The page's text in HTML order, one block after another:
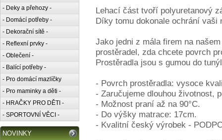
- Deky a přehozy -
- Domácí potřeby -
- Dekorační sítě -
- Reflexní prvky -
- Oblečení -
- Balící potřeby -
- Pro domácí mazlíčky
- Pro maminky a děti -
- HRAČKY PRO DĚTI -
- SPORTOVNÍ VĚCI -
NOVINKY
Lehací část tvoří polyuretanový
Díky tomu dokonale ochrání
Jako jedni z mála firem na
prostěradel, zda chcete povrch
Prostěradla jsou s gumou do
- Povrch prostěradla: vysoce
- Zaručujeme dlouhou životnost,
- Možnost praní až na 90°C.
- Do výšky matrace: 17cm.
- Kvalitní český výrobek -